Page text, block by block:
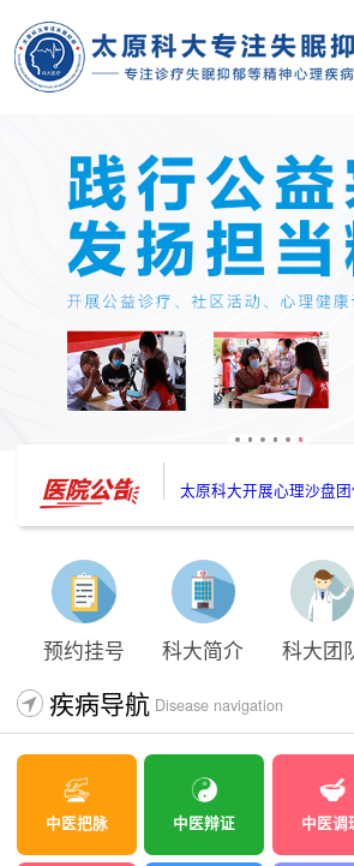
太原科大开展--“心理隐患
太原科大开展心理沙盘
预约挂号 科大简介 科大团
疾病导航 Disease navigation
中医把脉 中医辩证 中医调